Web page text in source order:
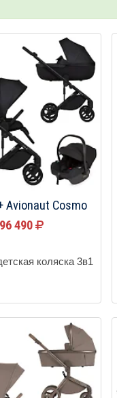
Avionaut Cosmo
96 490
коляска 3в1